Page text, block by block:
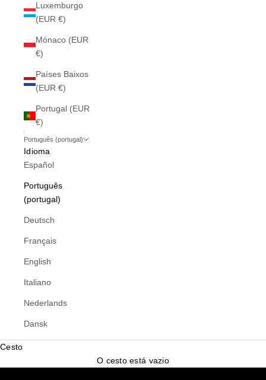
Luxemburgo
(EUR €)
Mónaco (EUR
€)
Países Baixos
(EUR €)
Portugal (EUR
€)
Português (portugal)
Idioma
Español
Português
(portugal)
Deutsch
Français
English
Italiano
Nederlands
Dansk
Cesto
O cesto está vazio